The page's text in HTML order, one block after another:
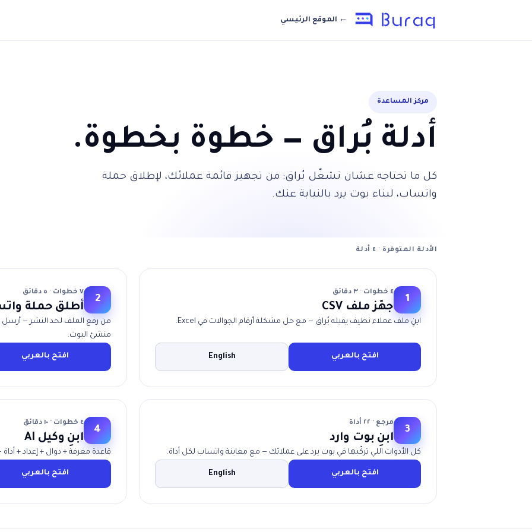
← الموقع الرئيسي
مركز المساعدة
أدلة بُراق — خطوة بخطوة.
كل ما تحتاجه عشان تشغّل بُراق: من تجهيز قائمة عملائك، لإطلاق حملة
واتساب، لبناء بوت يرد بالنيابة عنك.
الأدلة المتوفرة · ٤ أدلة
1
٤ خطوات · ٣ دقائق
جهّز ملف CSV
ابنِ ملف عملاء نظيف يقبله بُراق — مع حل مشكلة أرقام الجوالات في Excel.
افتح بالعربي English
2
٧ خطوات · ٥ دقائق
أطلق حملة
من رفع الملف لحد النشر — أرسل
منشئ البوت.
افتح بالعربي
3
مرجع · ٢٢ أداة
ابنِ بوت وارد
كل الأدوات اللي تركّبها في بوت يرد على عملائك — مع معاينة واتساب لكل أداة.
افتح بالعربي English
4
٤ خطوات · ١٠ دقائق
ابنِ وكيل AI
قاعدة معرفة + دوال + إعداد +
افتح بالعربي